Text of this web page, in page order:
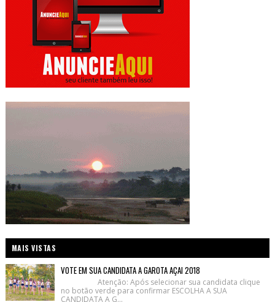
MAIS VISTAS
VOTE EM SUA CANDIDATA A GAROTA AÇAI 2018
Atenção: Após selecionar sua candidata clique
no botão verde para confirmar ESCOLHA A SUA
CANDIDATA A G...